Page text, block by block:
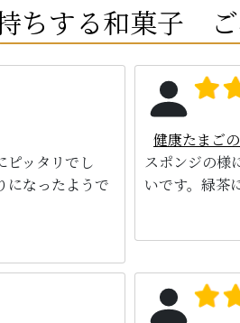
ちする和菓子
ピッタリでし
になったようで
健康たまご
スポンジの様
いです。緑茶